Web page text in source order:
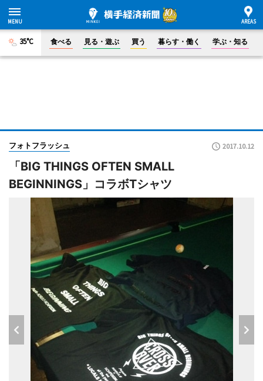
35°C 食べる 見る・遊ぶ 買う 暮らす・働く 学ぶ・知る
フォトフラッシュ 2017.10.12
「BIG THINGS OFTEN SMALL
BEGINNINGS」コラボTシャツ